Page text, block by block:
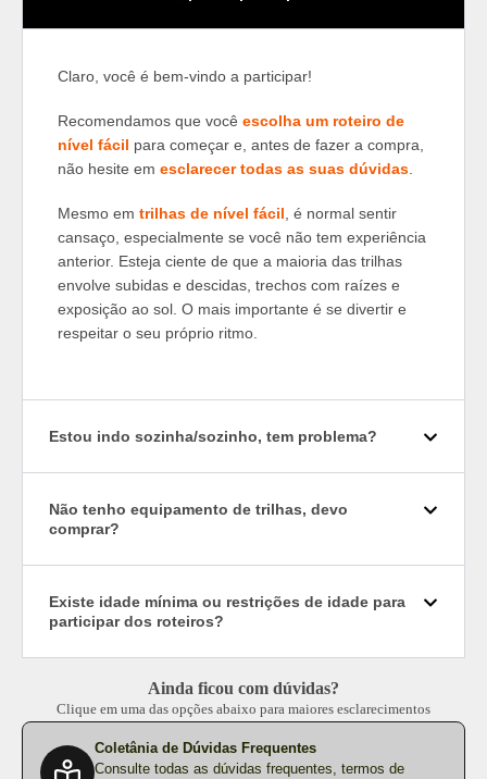
Claro, você é bem-vindo a participar!
Recomendamos que você escolha um roteiro de
nível fácil para começar e, antes de fazer a compra,
não hesite em esclarecer todas as suas dúvidas
Mesmo em trilhas de nível fácil , é normal sentir
cansaço, especialmente se você não tem experiência
anterior. Esteja ciente de que a maioria das trilhas
envolve subidas e descidas, trechos com raízes e
exposição ao sol. O mais importante é se divertir e
respeitar o seu próprio ritmo.
Estou indo sozinha/sozinho, tem problema?
Não tenho equipamento de trilhas, devo
comprar?
Existe idade mínima ou restrições de idade para
participar dos roteiros?
Ainda ficou com dúvidas?
Clique em uma das opções abaixo para maiores esclarecimentos
Coletânia de Dúvidas Frequentes
Consulte todas as dúvidas frequentes, termos de